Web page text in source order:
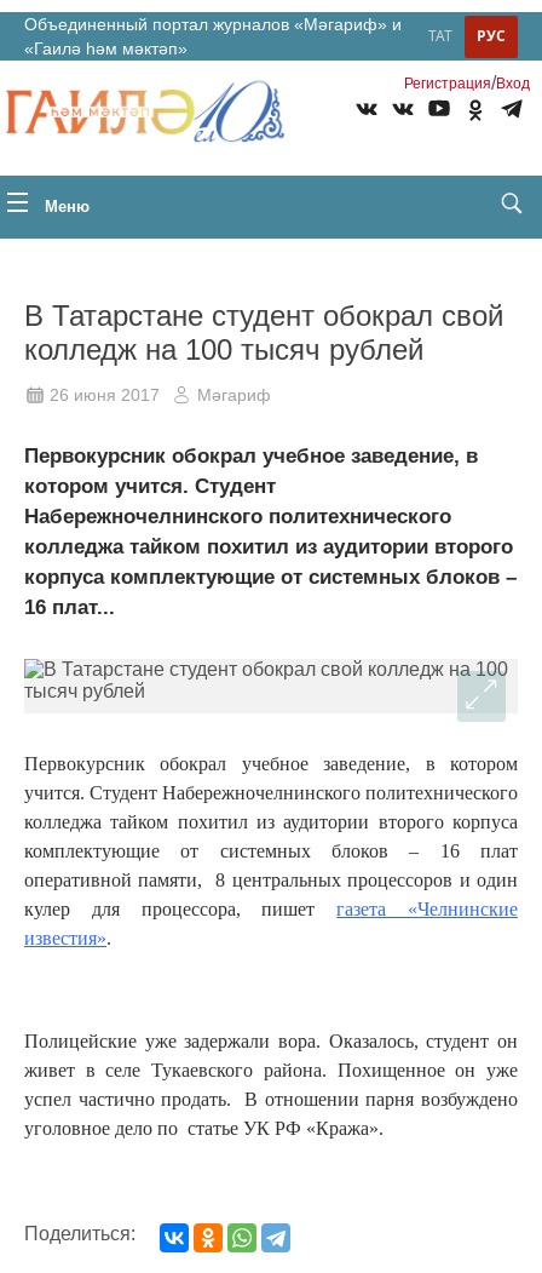
Объединенный портал журналов «Мәгариф» и
«Гаилә һәм мәктәп»
РУС
ТАТ
Регистрация/Вход
Меню
В Татарстане студент обокрал свой
колледж на 100 тысяч рублей
26 июня 2017 Мәгариф
Первокурсник обокрал учебное заведение, в
котором учится. Студент
Набережночелнинского политехнического
колледжа тайком похитил из аудитории второго
корпуса комплектующие от сиcтемных блоков –
16 плат...
Первокурсник обокрал учебное заведение, в котором
учится. Студент Набережночелнинского политехнического
колледжа тайком похитил из аудитории второго корпуса
комплектующие от сиcтемных блоков – 16 плат
оперативной памяти, 8 центральных процессоров и один
кулер для процессора, пишетгазета «Челнинские
известия».
Полицейские уже задержали вора. Оказалось, студент он
живет в селе Тукаевского района. Похищенное он уже
успел частично продать. В отношении парня возбуждено
уголовное дело по статье УК РФ «Кража».
Поделиться: